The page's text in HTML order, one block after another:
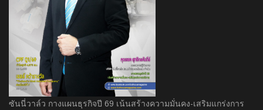
ซันนี่วาล์ว กางแผนธุรกิจปี 69 เน้นสร้างความมั่นคง-เสริมแกร่งการ